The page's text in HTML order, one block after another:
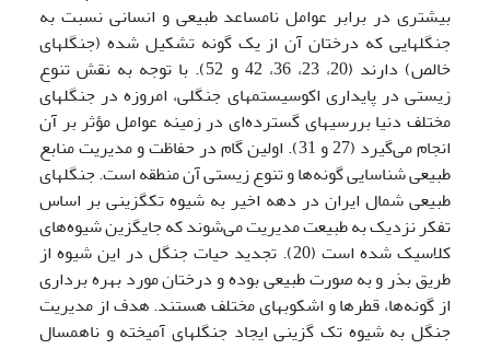
بیشتری در برابر عوامل نامساعد طبیعی و انسانی نسبت به
جنگلهایی که درختان آن از یک گونه تشکیل شده‌ (جنگلهای
خالص) دارند (20، 23، 36، 42 و 52). با توجه به نقش تنوع
زیستی در پایداری اکوسیستمهای جنگلی، امروزه در جنگلهای
مختلف دنیا بررسیهای گسترده‌ای در زمینه عوامل مؤثر بر آن
انجام می‌گیرد (27 و 31). اولین گام در حفاظت و مدیریت منابع
طبیعی شناسایی گونه‌ها و تنوع زیستی آن منطقه است. جنگلهای
طبیعی شمال ایران در دهه اخیر به شیوه تک­گزینی بر اساس
تفکر نزدیک به طبیعت مدیریت می‌شوند که جایگزین شیوه‌های
کلاسیک شده است (20). تجدید حیات جنگل در این شیوه از
طریق بذر و به صورت طبیعی بوده و درختان مورد بهره برداری
از گونه‌ها، قطرها و اشکوبهای مختلف هستند. هدف از مدیریت
جنگل به شیوه تک گزینی ایجاد جنگلهای آمیخته و ناهمسال